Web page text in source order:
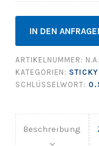
IN DEN
ARTIKELNUMMER: N.A.
KATEGORIEN: STICKY
SCHLÜSSELWORT:
Beschreibung